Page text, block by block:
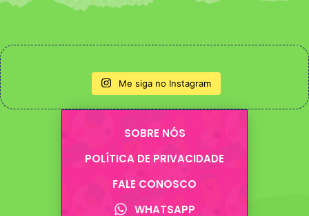
Me siga no Instagram
SOBRE NÓS
POLÍTICA DE PRIVACIDADE
FALE CONOSCO
WHATSAPP